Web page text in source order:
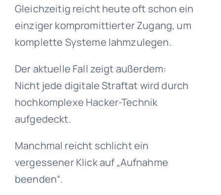
Gleichzeitig reicht heute oft schon ein
einziger kompromittierter Zugang, um
komplette Systeme lahmzulegen.
Der aktuelle Fall zeigt außerdem:
Nicht jede digitale Straftat wird durch
hochkomplexe Hacker-Technik
aufgedeckt.
Manchmal reicht schlicht ein
vergessener Klick auf „Aufnahme
beenden“.